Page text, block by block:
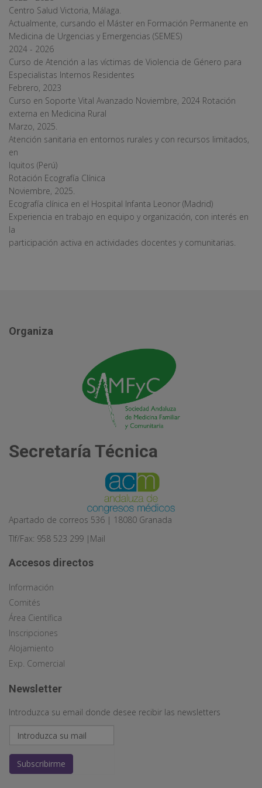
Centro Salud Victoria, Málaga.
Actualmente, cursando el Máster en Formación Permanente en
Medicina de Urgencias y Emergencias (SEMES)
2024 - 2026
Curso de Atención a las víctimas de Violencia de Género para
Especialistas Internos Residentes
Febrero, 2023
Curso en Soporte Vital Avanzado Noviembre, 2024 Rotación
externa en Medicina Rural
Marzo, 2025.
Atención sanitaria en entornos rurales y con recursos limitados,
en
Iquitos (Perú)
Rotación Ecografía Clínica
Noviembre, 2025.
Ecografía clínica en el Hospital Infanta Leonor (Madrid)
Experiencia en trabajo en equipo y organización, con interés en
la
participación activa en actividades docentes y comunitarias.
Organiza
Secretaría Técnica
Apartado de correos 536 | 18080 Granada
Tlf/Fax: 958 523 299 | Mail
Accesos directos
Información
Comités
Área Científica
Inscripciones
Alojamiento
Exp. Comercial
Newsletter
Introduzca su email donde desee recibir las newsletters
Subscribirme